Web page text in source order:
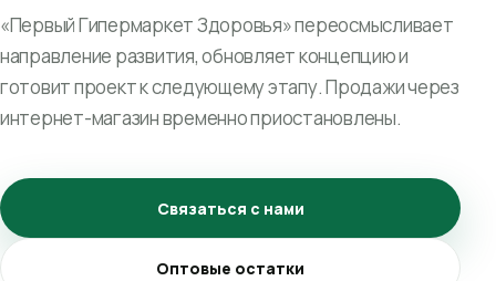
«Первый Гипермаркет Здоровья» переосмысливает
направление развития, обновляет концепцию и
готовит проект к следующему этапу. Продажи через
интернет-магазин временно приостановлены.
Связаться с нами
Оптовые остатки